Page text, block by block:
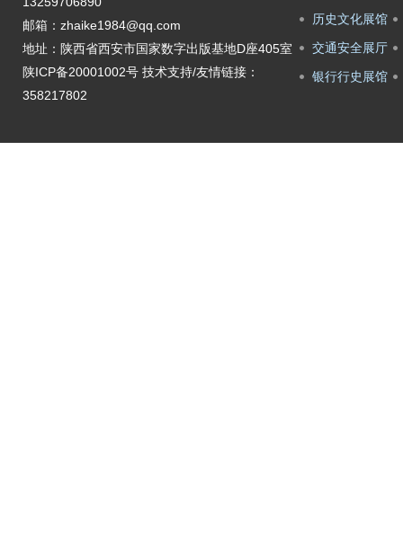
邮箱：zhaike1984@qq.com
地址：陕西省西安市国家数字出版基地D座405室
陕ICP备20001002号技术支持/友情链接：
358217802
历史文化展馆
交通安全展厅
银行行史展馆